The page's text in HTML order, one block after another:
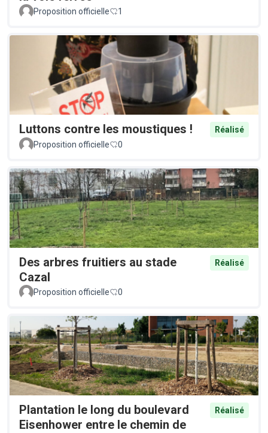
Proposition officielle 1
Luttons contre les moustiques !
Réalisé
Proposition officielle
0
Des arbres fruitiers au stade
Cazal
Réalisé
Proposition officielle 0
Plantation le long du boulevard
Eisenhower entre le chemin de
Réalisé